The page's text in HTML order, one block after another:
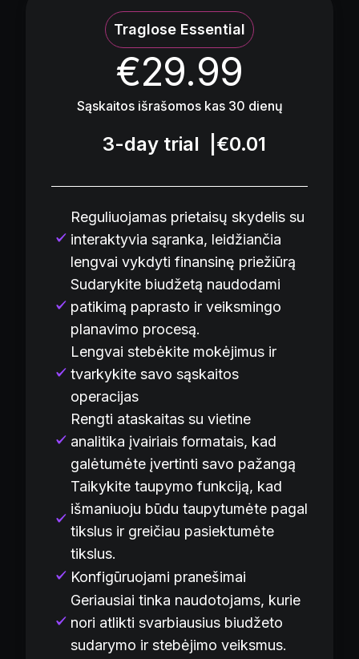
Traglose Essential
€29.99
Sąskaitos išrašomos kas 30 dienų
3-day trial €0.01
Reguliuojamas prietaisų skydelis su
interaktyvia sąranka, leidžiančia
lengvai vykdyti finansinę priežiūrą
Sudarykite biudžetą naudodami
patikimą paprasto ir veiksmingo
planavimo procesą.
Lengvai stebėkite mokėjimus ir
tvarkykite savo sąskaitos
operacijas
Rengti ataskaitas su vietine
analitika įvairiais formatais, kad
galėtumėte įvertinti savo pažangą
Taikykite taupymo funkciją, kad
išmaniuoju būdu taupytumėte pagal
tikslus ir greičiau pasiektumėte
tikslus.
Konfigūruojami pranešimai
Geriausiai tinka naudotojams, kurie
nori atlikti svarbiausius biudžeto
sudarymo ir stebėjimo veiksmus.